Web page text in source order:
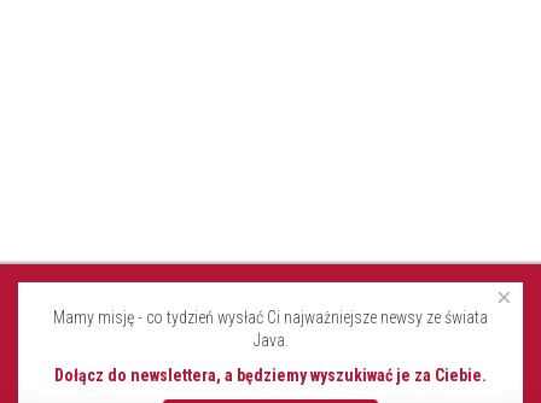
×
Mamy misję - co tydzień wysłać Ci najważniejsze newsy ze świata
Java.
Dołącz do newslettera, a będziemy wyszukiwać je za Ciebie.